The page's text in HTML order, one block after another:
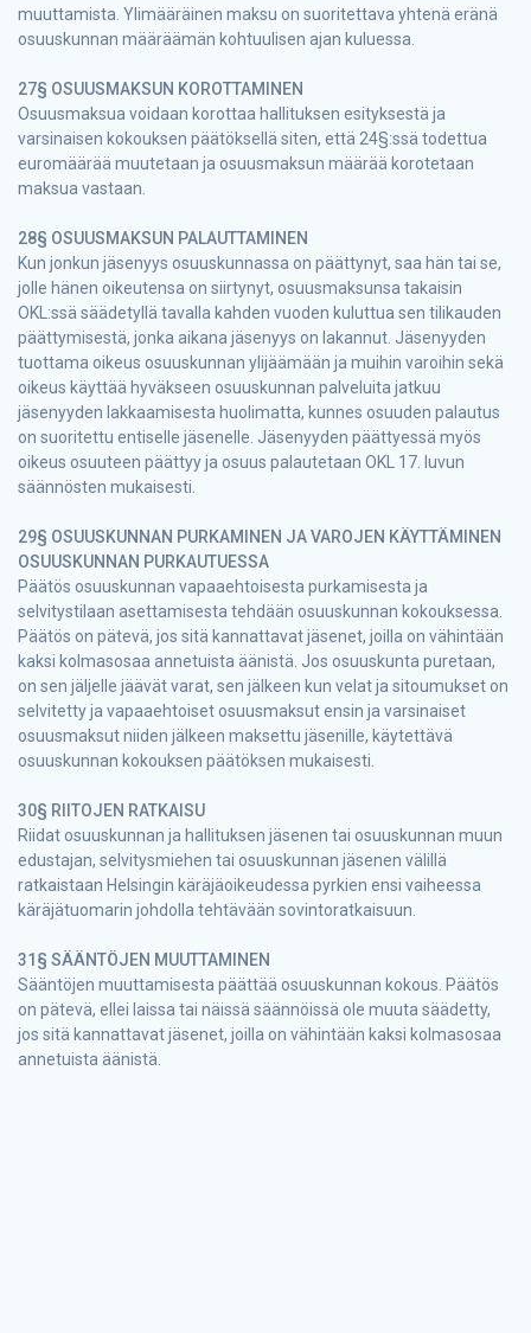
muuttamista. Ylimääräinen maksu on suoritettava yhtenä eränä
osuuskunnan määräämän kohtuulisen ajan kuluessa.
27§ OSUUSMAKSUN KOROTTAMINEN
Osuusmaksua voidaan korottaa hallituksen esityksestä ja
varsinaisen kokouksen päätöksellä siten, että 24§:ssä todettua
euromäärää muutetaan ja osuusmaksun määrää korotetaan
maksua vastaan.
28§ OSUUSMAKSUN PALAUTTAMINEN
Kun jonkun jäsenyys osuuskunnassa on päättynyt, saa hän tai se,
jolle hänen oikeutensa on siirtynyt, osuusmaksunsa takaisin
OKL:ssä säädetyllä tavalla kahden vuoden kuluttua sen tilikauden
päättymisestä, jonka aikana jäsenyys on lakannut. Jäsenyyden
tuottama oikeus osuuskunnan ylijäämään ja muihin varoihin sekä
oikeus käyttää hyväkseen osuuskunnan palveluita jatkuu
jäsenyyden lakkaamisesta huolimatta, kunnes osuuden palautus
on suoritettu entiselle jäsenelle. Jäsenyyden päättyessä myös
oikeus osuuteen päättyy ja osuus palautetaan OKL 17. luvun
säännösten mukaisesti.
29§ OSUUSKUNNAN PURKAMINEN JA VAROJEN KÄYTTÄMINEN
OSUUSKUNNAN PURKAUTUESSA
Päätös osuuskunnan vapaaehtoisesta purkamisesta ja
selvitystilaan asettamisesta tehdään osuuskunnan kokouksessa.
Päätös on pätevä, jos sitä kannattavat jäsenet, joilla on vähintään
kaksi kolmasosaa annetuista äänistä. Jos osuuskunta puretaan,
on sen jäljelle jäävät varat, sen jälkeen kun velat ja sitoumukset on
selvitetty ja vapaaehtoiset osuusmaksut ensin ja varsinaiset
osuusmaksut niiden jälkeen maksettu jäsenille, käytettävä
osuuskunnan kokouksen päätöksen mukaisesti.
30§ RIITOJEN RATKAISU
Riidat osuuskunnan ja hallituksen jäsenen tai osuuskunnan muun
edustajan, selvitysmiehen tai osuuskunnan jäsenen välillä
ratkaistaan Helsingin käräjäoikeudessa pyrkien ensi vaiheessa
käräjätuomarin johdolla tehtävään sovintoratkaisuun.
31§ SÄÄNTÖJEN MUUTTAMINEN
Sääntöjen muuttamisesta päättää osuuskunnan kokous. Päätös
on pätevä, ellei laissa tai näissä säännöissä ole muuta säädetty,
jos sitä kannattavat jäsenet, joilla on vähintään kaksi kolmasosaa
annetuista äänistä.